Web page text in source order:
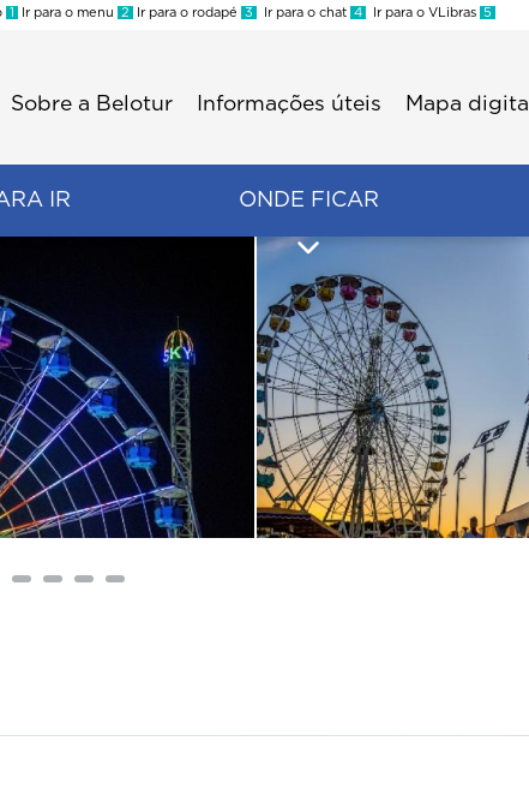
1 Ir para o menu 2 Ir para o rodapé 3 Ir para o chat 4 Ir para o VLibras 5
Sobre a Belotur Informações úteis Mapa digital
IR ONDE FICAR